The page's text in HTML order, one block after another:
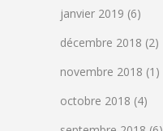
janvier 2019 (6)
décembre 2018 (2)
novembre 2018 (1)
octobre 2018 (4)